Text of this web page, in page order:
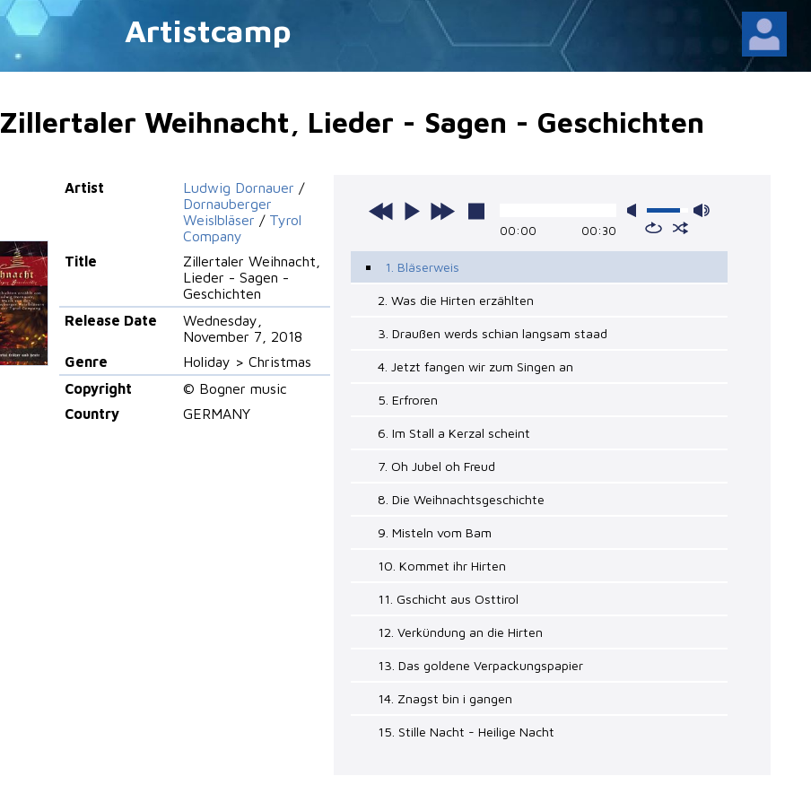
Artistcamp
Zillertaler Weihnacht, Lieder - Sagen - Geschichten
Artist Ludwig Dornauer /
Dornauberger
Weislbläser / Tyrol
Company
Title
Zillertaler Weihnacht,
Lieder - Sagen -
Geschichten
Release Date
Wednesday,
November 7, 2018
Genre
Holiday > Christmas
Copyright
© Bogner music
Country
GERMANY
00:00 00:30
1. Bläserweis
2. Was die Hirten erzählten
3. Draußen werds schian langsam staad
4. Jetzt fangen wir zum Singen an
5. Erfroren
6. Im Stall a Kerzal scheint
7. Oh Jubel oh Freud
8. Die Weihnachtsgeschichte
9. Misteln vom Bam
10. Kommet ihr Hirten
11. Gschicht aus Osttirol
12. Verkündung an die Hirten
13. Das goldene Verpackungspapier
14. Znagst bin i gangen
15. Stille Nacht - Heilige Nacht